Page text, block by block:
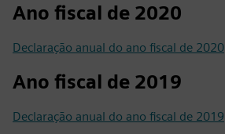
Ano fiscal de 2020
Declaração anual do ano fiscal de 2020
Ano fiscal de 2019
Declaração anual do ano fiscal de 2019